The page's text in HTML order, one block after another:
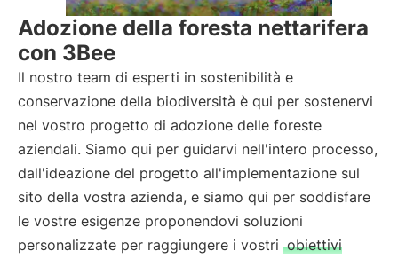
Adozione della foresta nettarifera
con 3Bee
Il nostro team di esperti in sostenibilità e
conservazione della biodiversità è qui per sostenervi
nel vostro progetto di adozione delle foreste
aziendali. Siamo qui per guidarvi nell'intero processo,
dall'ideazione del progetto all'implementazione sul
sito della vostra azienda, e siamo qui per soddisfare
le vostre esigenze proponendovi soluzioni
personalizzate per raggiungere i vostri obiettivi